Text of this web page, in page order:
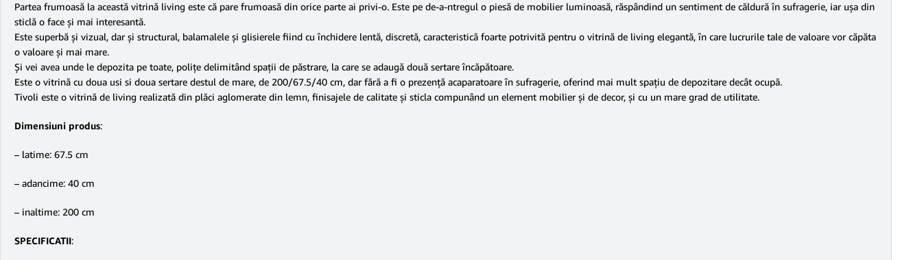
Partea frumoasă la această vitrină living este că pare frumoasă din orice parte ai privi-o. Este pe de-a-ntregul o piesă de mobilier luminoasă, răspândind un sentiment de căldură în sufragerie, iar ușa din
sticlă o face și mai interesantă.
Este superbă și vizual, dar și structural, balamalele și glisierele fiind cu închidere lentă, discretă, caracteristică foarte potrivită pentru o vitrină de living elegantă, în care lucrurile tale de valoare vor căpăta
o valoare și mai mare.
Și vei avea unde le depozita pe toate, polițe delimitând spații de păstrare, la care se adaugă două sertare încăpătoare.
Este o vitrină cu doua usi si doua sertare destul de mare, de 200/67.5/40 cm, dar fără a fi o prezență acaparatoare în sufragerie, oferind mai mult spațiu de depozitare decât ocupă.
Tivoli este o vitrină de living realizată din plăci aglomerate din lemn, finisajele de calitate și sticla compunând un element mobilier și de decor, și cu un mare grad de utilitate.
Dimensiuni produs:
– latime: 67.5 cm
– adancime: 40 cm
– inaltime: 200 cm
SPECIFICATII: